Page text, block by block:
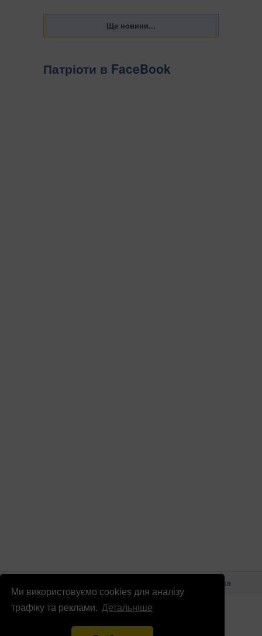
Ми використовуємо cookies для аналізу
трафіку та реклами. Детальніше
Патріоти в FaceBook
Реклама
info @patrioty.org.ua